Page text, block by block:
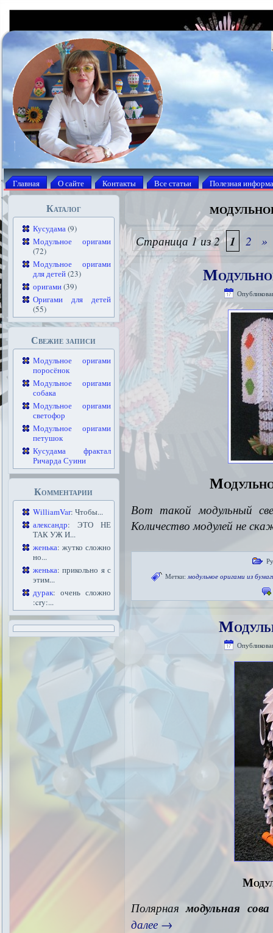
Главная О сайте Контакты Все статьи Полезная
Каталог
Кусудама(9)
Модульное оригами
(72)
Модульное оригами
для детей(23)
оригами(39)
Оригами для детей
(55)
Свежие записи
Модульное оригами
поросёнок
Модульное оригами
собака
Модульное оригами
светофор
Модульное оригами
петушок
Кусудама фрактал
Ричарда Суини
Комментарии
WilliamVar: Чтобы...
александр: ЭТО НЕ
ТАК УЖ И...
женька: жутко сложно
но...
женька: прикольно я с
этим...
дурак: очень сложно
:cry:...
Страница 1 из 2 1 2 »
Вот такоймодульный
Количество модулей не
Метки: модульное оригами из
Полярнаямодульная сова
далее →